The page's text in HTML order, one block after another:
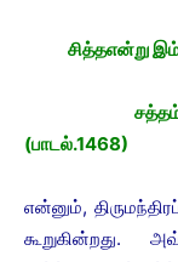
சித்தஎன்று
சத்தம்
(பாடல்.1468)
என்னும்,
கூறுகின்றது.